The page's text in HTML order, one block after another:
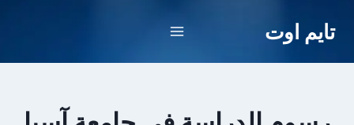
تايم اوت